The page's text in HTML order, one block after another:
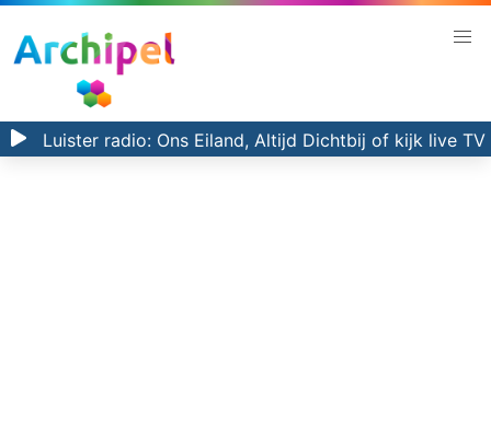
Luister radio: Ons Eiland, Altijd Dichtbij of kijk live TV